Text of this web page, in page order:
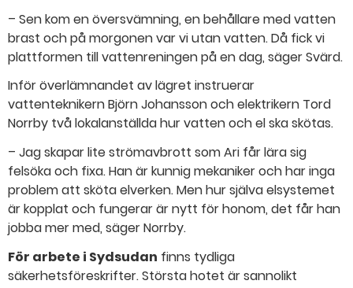
– Sen kom en översvämning, en behållare med vatten
brast och på morgonen var vi utan vatten. Då fick vi
plattformen till vattenreningen på en dag, säger Svärd.
Inför överlämnandet av lägret instruerar
vattenteknikern Björn Johansson och elektrikern Tord
Norrby två lokalanställda hur vatten och el ska skötas.
– Jag skapar lite strömavbrott som Ari får lära sig
felsöka och fixa. Han är kunnig mekaniker och har inga
problem att sköta elverken. Men hur själva elsystemet
är kopplat och fungerar är nytt för honom, det får han
jobba mer med, säger Norrby.
För arbete i Sydsudan finns tydliga
säkerhetsföreskrifter. Största hotet är sannolikt